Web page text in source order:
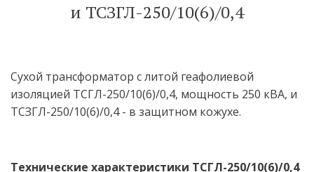
и ТСЗГЛ-250/10(6)/0,4
Сухой трансформатор с литой геафолиевой
изоляцией ТСГЛ-250/10(6)/0,4, мощность 250 кВА, и
ТСЗГЛ-250/10(6)/0,4 - в защитном кожухе.
Технические характеристики ТСГЛ-250/10(6)/0,4